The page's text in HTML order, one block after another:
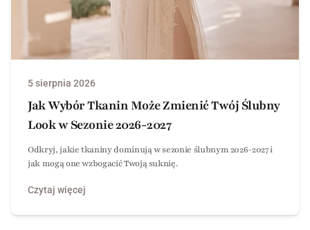
5 sierpnia 2026
Jak Wybór Tkanin Może Zmienić Twój Ślubny
Look w Sezonie 2026-2027
Odkryj, jakie tkaniny dominują w sezonie ślubnym 2026-2027 i
jak mogą one wzbogacić Twoją suknię.
Czytaj więcej